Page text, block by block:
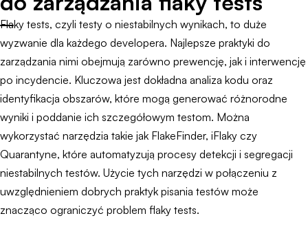
Flaky tests, czyli testy o niestabilnych wynikach, to duże
wyzwanie dla każdego developera. Najlepsze praktyki do
zarządzania nimi obejmują zarówno prewencję, jak i interwencję
po incydencie. Kluczowa jest dokładna analiza kodu oraz
identyfikacja obszarów, które mogą generować różnorodne
wyniki i poddanie ich szczegółowym testom. Można
wykorzystać narzędzia takie jak FlakeFinder, iFlaky czy
Quarantyne, które automatyzują procesy detekcji i segregacji
niestabilnych testów. Użycie tych narzędzi w połączeniu z
uwzględnieniem dobrych praktyk pisania testów może
znacząco ograniczyć problem flaky tests.